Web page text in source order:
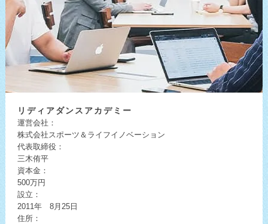
リディアダンスアカデミー
運営会社：
株式会社スポーツ＆ライフイノベーション
代表取締役：
三木侑平
資本金：
500万円
設立：
2011年 8月25日
住所：